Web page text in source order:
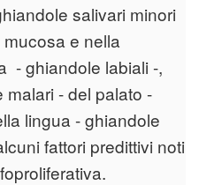
salivari minori
e nella
- ghiandole labiali -,
- del palato -
lingua - ghiandole
fattori predittivi noti